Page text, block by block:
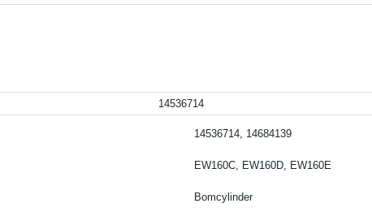
14536714
14536714, 14684139
EW160C, EW160D, EW160E
Bomcylinder